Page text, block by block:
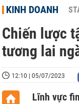
KINH DOANH
Chiến lược
tương lai
12:10 | 05/07/2023
Lĩnh vực